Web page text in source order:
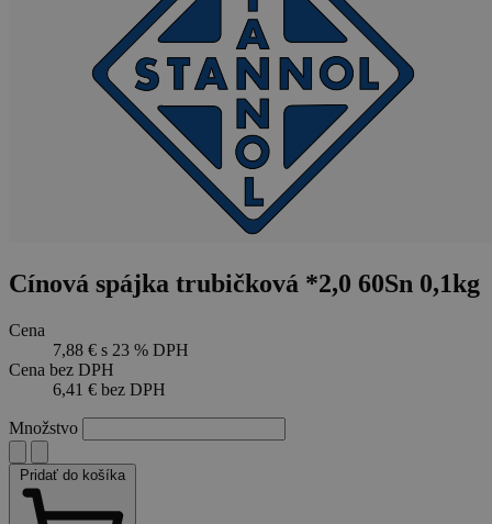
Cínová spájka trubičková *2,0 60Sn 0,1kg
Cena
7,88 € s 23 % DPH
Cena bez DPH
6,41 € bez DPH
Množstvo
Pridať do košíka